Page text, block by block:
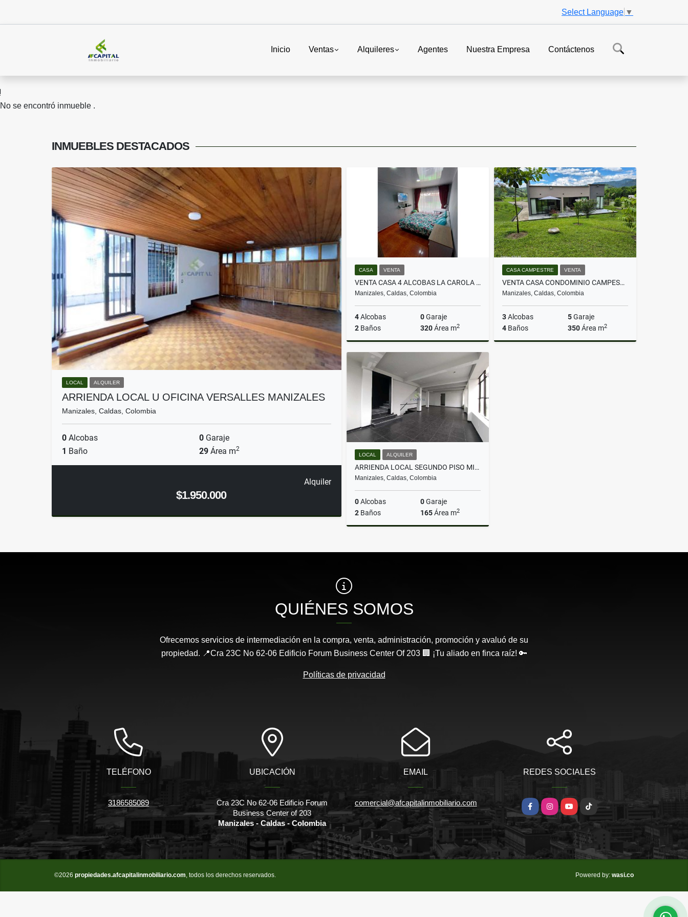
Select Language ▼
Inicio Ventas Alquileres Agentes Nuestra Empresa Contáctenos
No se encontró inmueble .
INMUEBLES DESTACADOS
LOCAL ALQUILER
ARRIENDA LOCAL U OFICINA VERSALLES MANIZALES
Manizales, Caldas, Colombia
0 Alcobas 0 Garaje
1 Baño 29 Área m2
Alquiler
$1.950.000
CASA VENTA
VENTA CASA 4 ALCOBAS LA CAROLA MANIZALES
Manizales, Caldas, Colombia
4Alcobas 0Garaje
2 Baños 320Área m2
Venta
CASA CAMPESTRE VENTA
VENTA CASA CONDOMINIO CAMPESTRE EL ROSARIO SAN PEREGRINO MANIZALES
Manizales, Caldas, Colombia
3Alcobas 5Garaje
4 Baños 350Área m2
LOCAL ALQUILER
ARRIENDA LOCAL SEGUNDO PISO MILÁN MANIZALES
Manizales, Caldas, Colombia
0Alcobas 0Garaje
2 Baños 165Área m2
$7.000.000
QUIÉNES SOMOS
Ofrecemos servicios de intermediación en la compra, venta, administración, promoción y avaluó de su
propiedad. 📍Cra 23C No 62-06 Edificio Forum Business Center Of 203 🏢 ¡Tu aliado en finca raíz! 🔑
Políticas de privacidad
TELÉFONO
3186585089
UBICACIÓN
Cra 23C No 62-06 Edificio Forum
Business Center of 203
Manizales - Caldas - Colombia
EMAIL
comercial@afcapitalinmobiliario.com
REDES SOCIALES
FacebookInstagramYouTube
TikTok
©2026 propiedades.afcapitalinmobiliario.com, todos los derechos reservados. Powered by: wasi.co